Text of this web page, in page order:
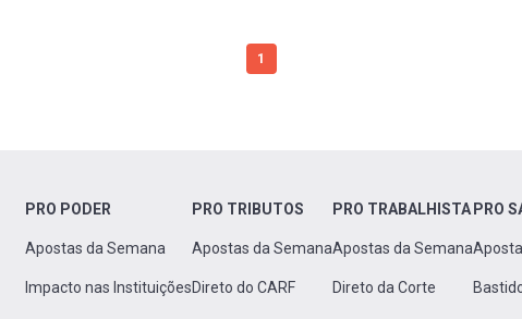
1
PRO PODER
Apostas da Semana
Impacto nas Instituições
PRO TRIBUTOS
Apostas da Semana
Direto do CARF
PRO TRABALHISTA
Apostas da Semana
Direto da Corte
PRO